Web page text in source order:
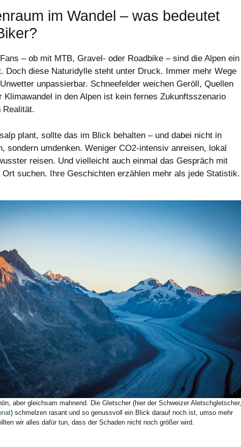
im Wandel – was bedeutet
– ob mit MTB, Gravel- oder Roadbike – sind die Alpen ein
Doch diese Naturidylle steht unter Druck. Immer mehr Wege
unpassierbar. Schneefelder weichen Geröll, Quellen
Klimawandel in den Alpen ist kein fernes Zukunftsszenario
Realität.
plant, sollte das im Blick behalten – und dabei nicht in
sondern umdenken. Weniger CO2-intensiv anreisen, lokal
reisen. Und vielleicht auch einmal das Gespräch mit
Ort suchen. Ihre Geschichten erzählen mehr als jede Statistik.
aber gleichsam mahnend. Die Gletscher (hier der Schweizer Aletschgletscher,
) schmelzen rasant und so genussvoll ein Blick darauf noch ist, umso mehr
wir alles dafür tun, dass der Schaden nicht noch größer wird.